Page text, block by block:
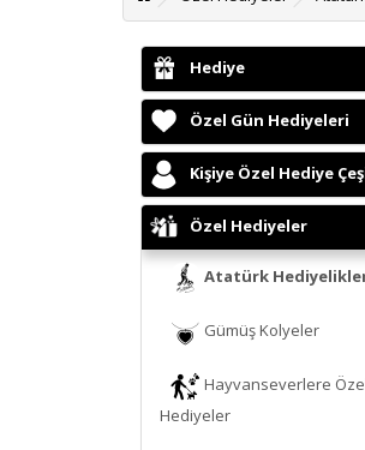
Hediye
Özel Gün Hediyeleri
Kişiye Özel Hediye
Özel Hediyeler
Atatürk
Gümüş Kolyeler
Hayvanseverlere
Hediyeler